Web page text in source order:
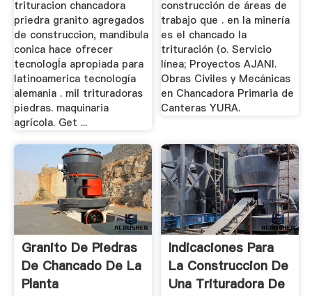
trituracion chancadora
priedra granito agregados
de construccion, mandibula
conica hace ofrecer
tecnologÍa apropiada para
latinoamerica tecnología
alemania . mil trituradoras
piedras. maquinaria
agrícola. Get ...
construcción de áreas de
trabajo que . en la minería
es el chancado la
trituración (o. Servicio
línea; Proyectos AJANI.
Obras Civiles y Mecánicas
en Chancadora Primaria de
Canteras YURA.
Granito De Piedras
De Chancado De La
Planta
Indicaciones Para
La Construccion De
Una Trituradora De